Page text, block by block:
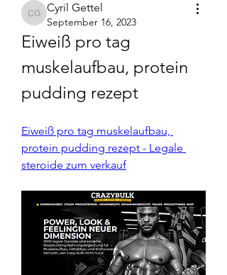
Cyril Gettel
Cyril Gettel
September 16, 2023
Eiweiß pro tag
muskelaufbau, protein
pudding rezept
Eiweiß pro tag muskelaufbau,
protein pudding rezept - Legale
steroide zum verkauf